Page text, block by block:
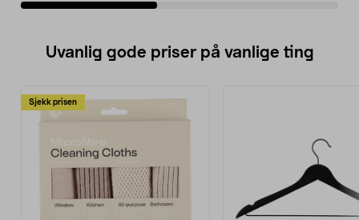
Uvanlig gode priser på vanlige ting
Sjekk prisen